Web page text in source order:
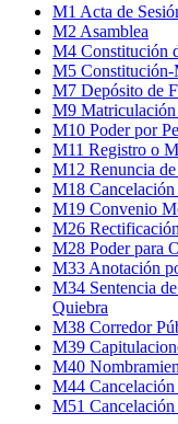
M1 Acta de
M2 Asamblea
M4 Constitución
M5 Constitución-
M7 Depósito de
M9
M10 Poder por
M11 Registro o
M12 Renuncia de
M18 Cancelación
M19 Convenio
M26
M28 Poder para
M33 Anotación
M34 Sentencia
Quiebra
M38 Corredor
M39
M40
M44
M51